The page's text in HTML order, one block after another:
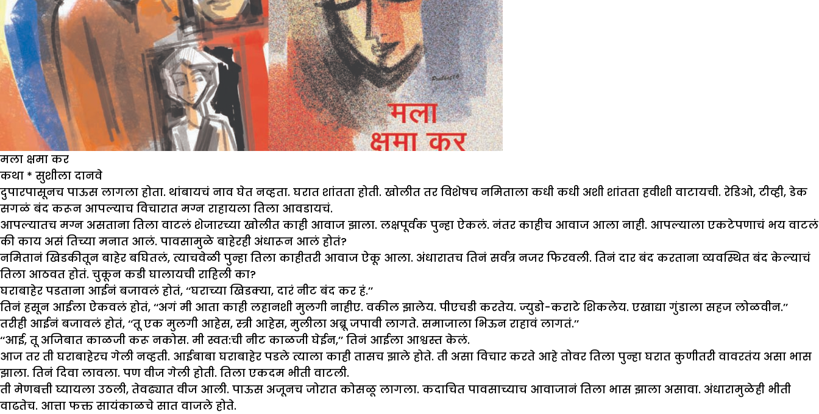
मला क्षमा कर
कथा * सुशीला दानवे
दुपारपासूनच पाऊस लागला होता. थांबायचं नाव घेत नव्हता. घरात शांतता होती. खोलीत तर विशेषच नमिताला कधी कधी अशी शांतता हवीशी वाटायची. रेडिओ, टीव्ही, डेक
सगळं बंद करून आपल्याच विचारात मग्न राहायला तिला आवडायचं.
आपल्यातच मग्न असताना तिला वाटलं शेजारच्या खोलीत काही आवाज झाला. लक्षपूर्वक पुन्हा ऐकलं. नंतर काहीच आवाज आला नाही. आपल्याला एकटेपणाचं भय वाटलं
की काय असं तिच्या मनात आलं. पावसामुळे बाहेरही अंधारून आलं होतं?
नमितानं खिडकीतून बाहेर बघितलं, त्याचवेळी पुन्हा तिला काहीतरी आवाज ऐकू आला. अंधारातच तिनं सर्वत्र नजर फिरवली. तिनं दार बंद करताना व्यवस्थित बंद केल्याचं
तिला आठवत होतं. चुकून कडी घालायची राहिली का?
घराबाहेर पडताना आईनं बजावलं होतं, ‘‘घराच्या खिडक्या, दारं नीट बंद कर हं.’’
तिनं हसून आईला ऐकवलं होतं, ‘‘अगं मी आता काही लहानशी मुलगी नाहीए. वकील झालेय. पीएचडी करतेय. ज्युडो-कराटे शिकलेय. एखाद्या गुंडाला सहज लोळवीन.’’
तरीही आईनं बजावलं होतं, ‘‘तू एक मुलगी आहेस, स्त्री आहेस, मुलीला अब्रू जपावी लागते. समाजाला भिऊन राहावं लागतं.’’
‘‘आई, तू अजिबात काळजी करू नकोस. मी स्वत:ची नीट काळजी घेईन,’’ तिनं आईला आश्वस्त केलं.
आज तर ती घराबाहेरच गेली नव्हती. आईबाबा घराबाहेर पडले त्याला काही तासच झाले होते. ती असा विचार करते आहे तोवर तिला पुन्हा घरात कुणीतरी वावरतंय असा भास
झाला. तिनं दिवा लावला. पण वीज गेली होती. तिला एकदम भीती वाटली.
ती मेणबत्ती घ्यायला उठली, तेवढ्यात वीज आली. पाऊस अजूनच जोरात कोसळू लागला. कदाचित पावसाच्याच आवाजानं तिला भास झाला असावा. अंधारामुळेही भीती
वाढतेच. आत्ता फक्त सायंकाळचे सात वाजले होते.